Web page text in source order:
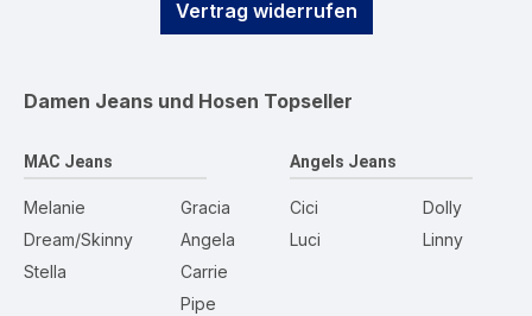
Vertrag widerrufen
Damen Jeans und Hosen Topseller
MAC Jeans
Melanie
Dream/Skinny
Stella
Gracia
Angela
Carrie
Pipe
Angels Jeans
Cici
Luci
Dolly
Linny